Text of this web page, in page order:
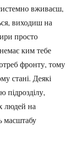
вживаєш,
виходиш на
просто
ким тебе
фронту, тому
стані. Деякі
підрозділу,
людей на
масштабу